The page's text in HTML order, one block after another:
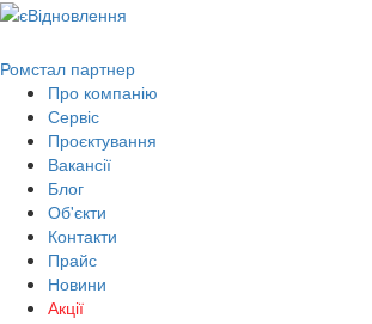
Ромстал партнер
Про компанію
Сервіс
Проєктування
Вакансії
Блог
Об'єкти
Контакти
Прайс
Новини
Акції